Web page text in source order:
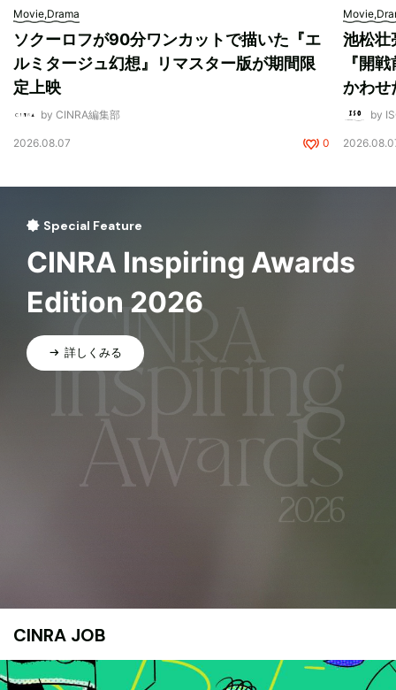
Movie,Drama
ソクーロフが90分ワンカットで描いた『エ
ルミタージュ幻想』リマスター版が期間限
定上映
by CINRA編集部
2026.08.07 0
池松壮
『開
かわせ
by
Special Feature
CINRA Inspiring Awards
Edition 2026
詳しくみる
CINRA JOB